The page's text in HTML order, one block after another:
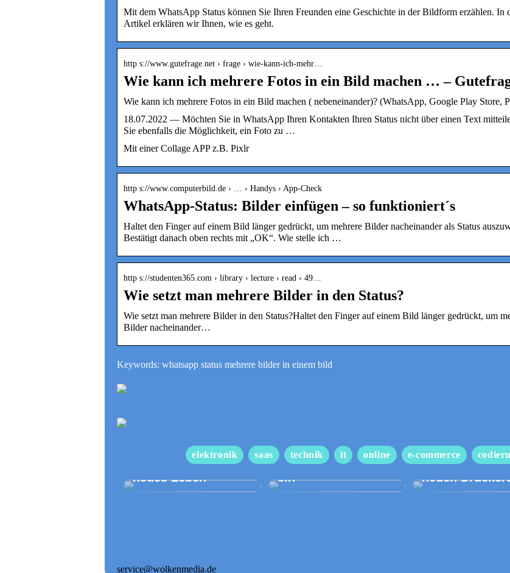
Mit dem WhatsApp Status können Sie Ihren Freunden eine Geschichte in der Bildform erzählen. In
Artikel erklären wir Ihnen, wie es geht.
http s://www.gutefrage.net › frage › wie-kann-ich-mehr…
Wie kann ich mehrere Fotos in ein Bild machen … –
Wie kann ich mehrere Fotos in ein Bild machen ( nebeneinander)? (WhatsApp, Google Play Store,
18.07.2022 — Möchten Sie in WhatsApp Ihren Kontakten Ihren Status nicht über einen Text
Sie ebenfalls die Möglichkeit, ein Foto zu …
Mit einer Collage APP z.B. Pixlr
http s://www.computerbild.de › … › Handys › App-Check
WhatsApp-Status: Bilder einfügen – so funktioniert´s
Haltet den Finger auf einem Bild länger gedrückt, um mehrere Bilder nacheinander als Status
Bestätigt danach oben rechts mit „OK“. Wie stelle ich …
http s://studenten365.com › library › lecture › read › 49…
Wie setzt man mehrere Bilder in den Status?
Wie setzt man mehrere Bilder in den Status?Haltet den Finger auf einem Bild länger gedrückt, um
Bilder nacheinander…
Keywords: whatsapp status mehrere bilder in einem bild
elektronik saas technik it online e-commerce
Neues Dach gibt
neues Leben
Hochzeitsanzug
keine Kompromisse
ein
Wir begleiten
beim Kauf
neuen
service@wolkenmedia.de